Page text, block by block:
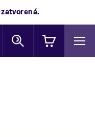
zatvorená.